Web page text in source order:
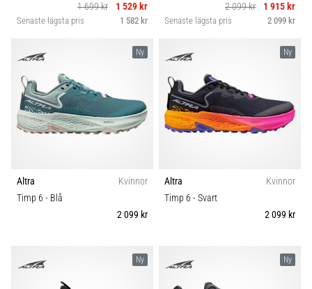
1 699 kr
1 529 kr
Senaste lägsta pris 1 582 kr
2 099 kr
1 915 kr
Senaste lägsta pris 2 099 kr
Ny
Altra
Kvinnor
Timp 6 - Blå
2 099 kr
Ny
Altra
Kvinnor
Timp 6 - Svart
2 099 kr
Ny Ny